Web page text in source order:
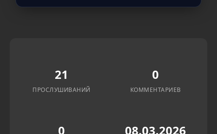
21
ПРОСЛУШИВАНИЙ
0
КОММЕНТАРИЕВ
0 08.03.2026